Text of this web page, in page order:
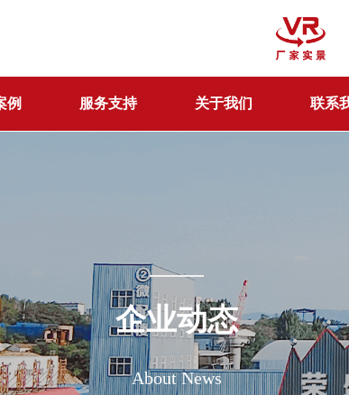
例 服务支持 关于我们 联系
企业动态
About News